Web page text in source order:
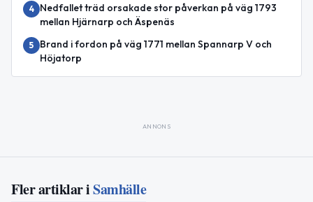
4
Nedfallet träd orsakade stor påverkan på väg 1793
mellan Hjärnarp och Äspenäs
5
Brand i fordon på väg 1771 mellan Spannarp V och
Höjatorp
ANNONS
Fler artiklar iSamhälle